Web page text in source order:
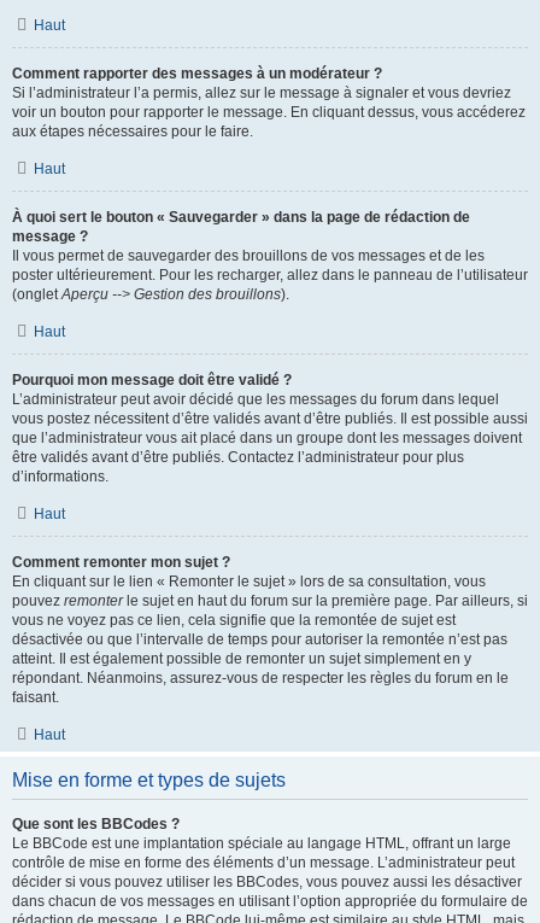
Haut
Comment rapporter des messages à un modérateur ?
Si l’administrateur l’a permis, allez sur le message à signaler et vous devriez
voir un bouton pour rapporter le message. En cliquant dessus, vous accéderez
aux étapes nécessaires pour le faire.
Haut
À quoi sert le bouton « Sauvegarder » dans la page de rédaction de
message ?
Il vous permet de sauvegarder des brouillons de vos messages et de les
poster ultérieurement. Pour les recharger, allez dans le panneau de l’utilisateur
(ongletAperçu --> Gestion des brouillons).
Haut
Pourquoi mon message doit être validé ?
L’administrateur peut avoir décidé que les messages du forum dans lequel
vous postez nécessitent d’être validés avant d’être publiés. Il est possible aussi
que l’administrateur vous ait placé dans un groupe dont les messages doivent
être validés avant d’être publiés. Contactez l’administrateur pour plus
d’informations.
Haut
Comment remonter mon sujet ?
En cliquant sur le lien « Remonter le sujet » lors de sa consultation, vous
pouvez remonterle sujet en haut du forum sur la première page. Par ailleurs, si
vous ne voyez pas ce lien, cela signifie que la remontée de sujet est
désactivée ou que l’intervalle de temps pour autoriser la remontée n’est pas
atteint. Il est également possible de remonter un sujet simplement en y
répondant. Néanmoins, assurez-vous de respecter les règles du forum en le
faisant.
Haut
Mise en forme et types de sujets
Que sont les BBCodes ?
Le BBCode est une implantation spéciale au langage HTML, offrant un large
contrôle de mise en forme des éléments d’un message. L’administrateur peut
décider si vous pouvez utiliser les BBCodes, vous pouvez aussi les désactiver
dans chacun de vos messages en utilisant l’option appropriée du formulaire de